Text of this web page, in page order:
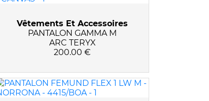
Vêtements Et Accessoires
PANTALON GAMMA M
ARC TERYX
200.00 €